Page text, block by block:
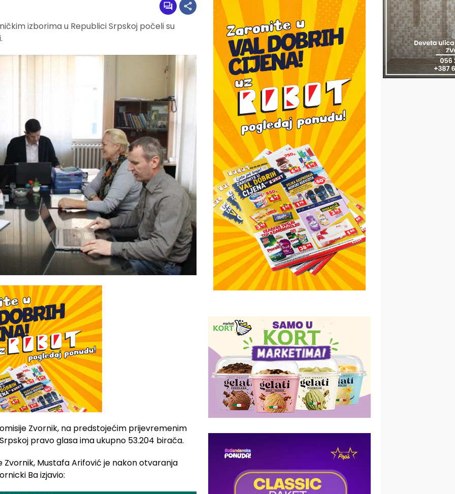
izborima u Republici Srpskoj počeli su
Zvornik, na predstojećim prijevremenim
pravo glasa ima ukupno 53.204 birača.
Zvornik, Mustafa Arifović je nakon otvaranja
Ba izjavio: